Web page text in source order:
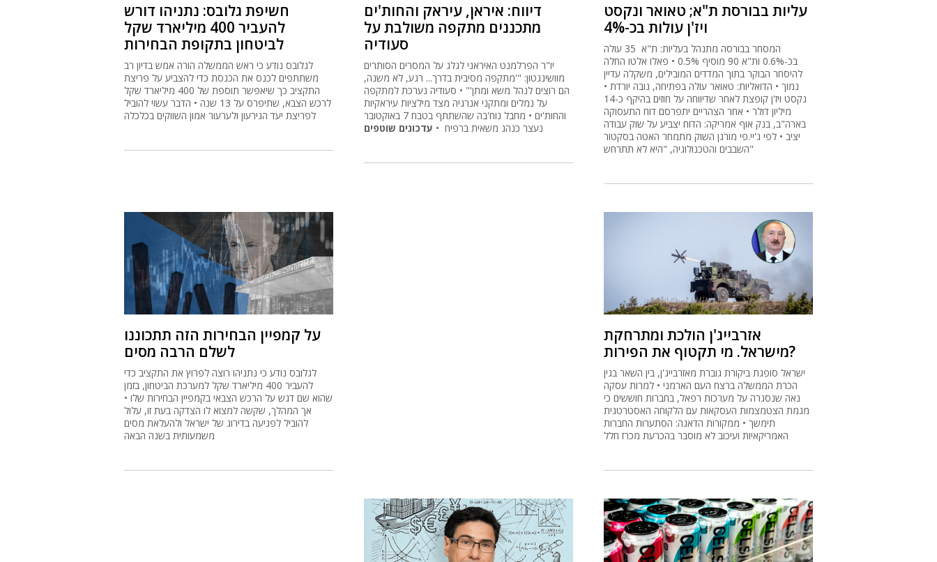
חשיפת גלובס: נתניהו דורש
להעביר 400 מיליארד שקל
לביטחון בתקופת הבחירות
לגלובס נודע כי ראש הממשלה הורה אמש בדיון רב
משתתפים לכנס את הכנסת כדי להצביע על פריצת
התקציב כך שיאפשר תוספת של 400 מיליארד שקל
לרכש הצבא, שתיפרס על 13 שנה • הדבר עשוי להוביל
לפריצת יעד הגירעון ולערעור אמון השווקים בכלכלה
דיווח: איראן, עיראק והחות'ים
מתכננים מתקפה משולבת על
סעודיה
יו"ר הפרלמנט האיראני לגלג על המסרים הסותרים
מוושינגטון: "'מתקפה מסיבית בדרך... רגע, לא משנה,
הם רוצים לנהל משא ומתן'" • סעודיה נערכת למתקפה
על נמלים ומתקני אנרגיה מצד מילציות עיראקיות
והחות'ים • מחבל נוח'בה שהשתתף בטבח 7 באוקטובר
נעצר כנהג משאית ברפיח • עדכונים שוטפים
עליות בבורסת ת"א; טאואר ונקסט
ויז'ן עולות בכ-4%
המסחר בבורסה מתנהל בעליות: ת"א 35 עולה
בכ-0.6% ות"א 90 מוסיף 0.5% • פאלו אלטו החלה
להיסחר הבוקר בתוך המדדים המובילים, משקלה עדיין
נמוך • הדואליות: טאואר עולה בפתיחה, נובה יורדת •
נקסט ויז'ן קופצת לאחר שדיווחה על חוזים בהיקף כ-14
מיליון דולר • אחר הצהריים יתפרסם דוח התעסוקה
בארה"ב, בנק אוף אמריקה: הדוח יצביע על שוק עבודה
יציב • לפי ג'יי.פי מורגן השוק מתמחר האטה בסקטור
השבבים והטכנולוגיה, "היא לא תתרחש"
על קמפיין הבחירות הזה תתכוננו
לשלם הרבה מסים
לגלובס נודע כי נתניהו רוצה לפרוץ את התקציב כדי
להעביר 400 מיליארד שקל למערכת הביטחון, בזמן
שהוא שם דגש על הרכש הצבאי בקמפיין הבחירות שלו •
אך המהלך, שקשה למצוא לו הצדקה בעת זו, עלול
להוביל לפגיעה בדירוג של ישראל ולהעלאת מסים
משמעותית בשנה הבאה
אזרבייג'ן הולכת ומתרחקת
מישראל. מי תקטוף את הפירות?
ישראל סופגת ביקורת גוברת מאזרבייג'ן, בין השאר בגין
הכרת הממשלה ברצח העם הארמני • למרות עסקה
נאה שנסגרה על מערכות רפאל, בחברות חוששים כי
מגמת הצטמצמות העסקאות עם הלקוחה האסטרטגית
תימשך • ממקורות הדאגה: הסתערות החברות
האמריקאיות ועיכוב לא מוסבר בהכרעת מכרז חלל